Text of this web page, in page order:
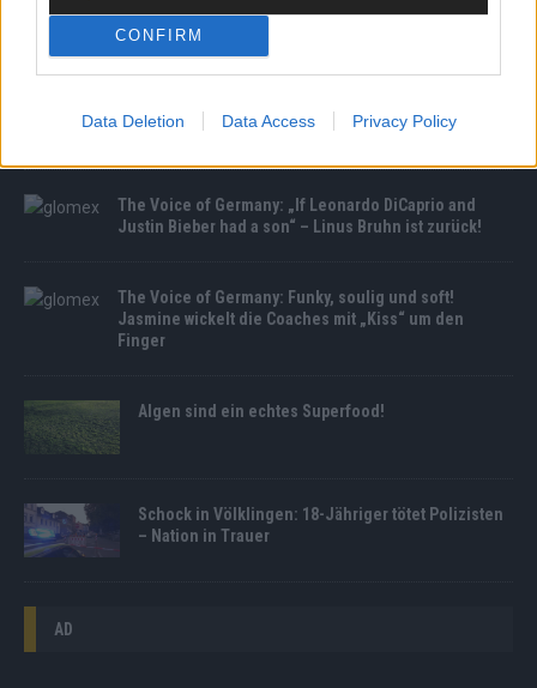
CONFIRM
Data Deletion Data Access Privacy Policy
MEDIATHEK
Dopingverstoß für zehn Monate gesperrt
The Voice of Germany: „If Leonardo DiCaprio and
Justin Bieber had a son“ – Linus Bruhn ist zurück!
The Voice of Germany: Funky, soulig und soft!
Jasmine wickelt die Coaches mit „Kiss“ um den
Finger
Algen sind ein echtes Superfood!
Schock in Völklingen: 18-Jähriger tötet Polizisten
– Nation in Trauer
AD